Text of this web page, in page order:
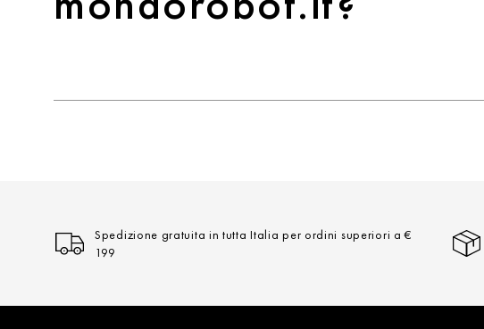
Spedizione gratuita in tutta Italia per ordini superiori a €
199